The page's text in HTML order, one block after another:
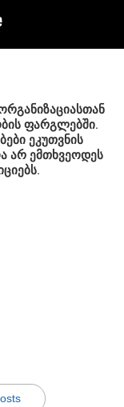
ფარგლებში.
ეკუთვნის
არ ემთხვეოდეს